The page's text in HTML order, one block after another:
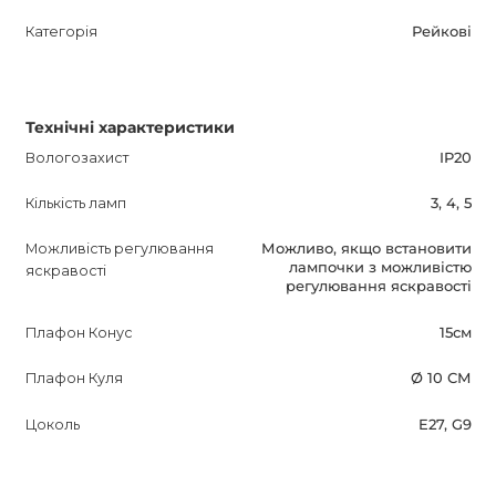
Категорія Рейкові
Технічні характеристики
Вологозахист IP20
Кількість ламп 3, 4, 5
Можливість регулювання
яскравості
Можливо, якщо встановити
лампочки з можливістю
регулювання яскравості
Плафон Конус 15см
Плафон Куля Ø 10 СМ
Цоколь E27, G9